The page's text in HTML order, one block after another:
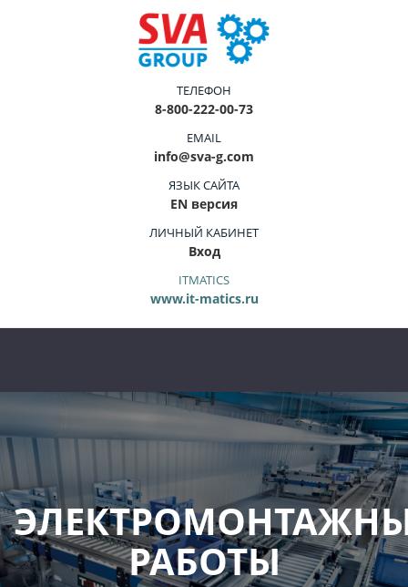
ТЕЛЕФОН
8-800-222-00-73
EMAIL
info@sva-g.com
ЯЗЫК САЙТА
EN версия
ЛИЧНЫЙ КАБИНЕТ
Вход
ITMATICS
www.it-matics.ru
РАБОТЫ